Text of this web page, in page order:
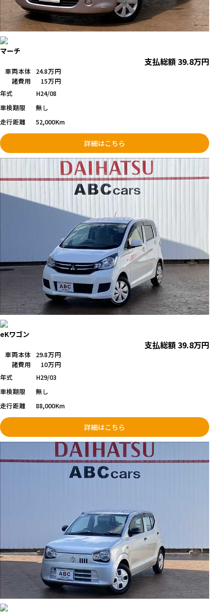
マーチ
支払総額39.8万円
車両本体
24.8万円
諸費用
15万円
年式
H24/08
車検期限
無し
走行距離
52,000Km
詳細はこちら
eKワゴン
支払総額39.8万円
車両本体
29.8万円
諸費用
10万円
年式
H29/03
車検期限
無し
走行距離
88,000Km
詳細はこちら